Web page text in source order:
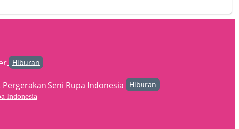
Hiburan
Hiburan
Indonesia